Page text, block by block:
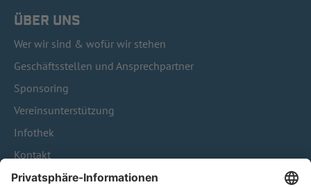
ÜBER UNS
Wer wir sind & wofür wir stehen
Geschäftsstellen und Ansprechpartner
Sponsoring
Vereinsunterstützung
Infothek
Kontakt